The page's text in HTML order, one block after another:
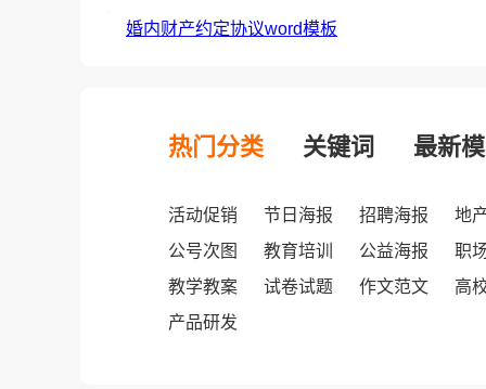
婚内财产约定协议word模板
热门分类 关键词 最新
活动促销 节日海报 招聘海报
地
公号次图
教育培训 公益海报
职
教学教案
试卷试题 作文范文
高
产品研发